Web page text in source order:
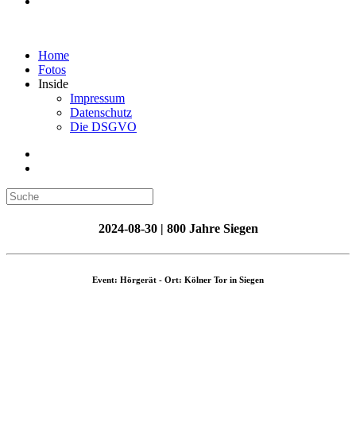
Home
Fotos
Inside
Impressum
Datenschutz
Die DSGVO
2024-08-30 | 800 Jahre Siegen
Event: Hörgerät - Ort: Kölner Tor in Siegen